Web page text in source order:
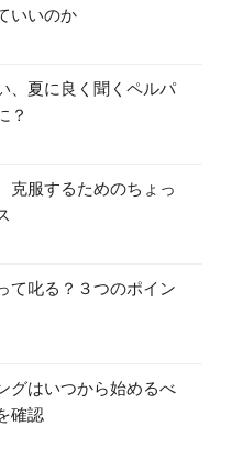
いいのか
、夏に良く聞くペルパ
？
克服するためのちょっ
て叱る？３つのポイン
グはいつから始めるべ
確認